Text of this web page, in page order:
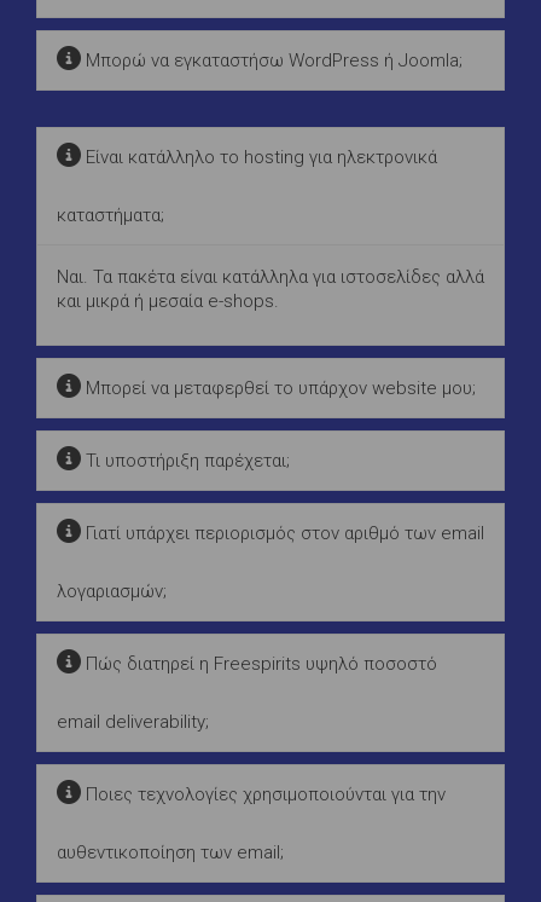
Μπορώ να εγκαταστήσω WordPress ή Joomla;
Είναι κατάλληλο το hosting για ηλεκτρονικά
καταστήματα;
Ναι. Τα πακέτα είναι κατάλληλα για ιστοσελίδες αλλά
και μικρά ή μεσαία e-shops.
Μπορεί να μεταφερθεί το υπάρχον website μου;
Τι υποστήριξη παρέχεται;
Γιατί υπάρχει περιορισμός στον αριθμό των email
λογαριασμών;
Πώς διατηρεί η Freespirits υψηλό ποσοστό
email deliverability;
Ποιες τεχνολογίες χρησιμοποιούνται για την
αυθεντικοποίηση των email;